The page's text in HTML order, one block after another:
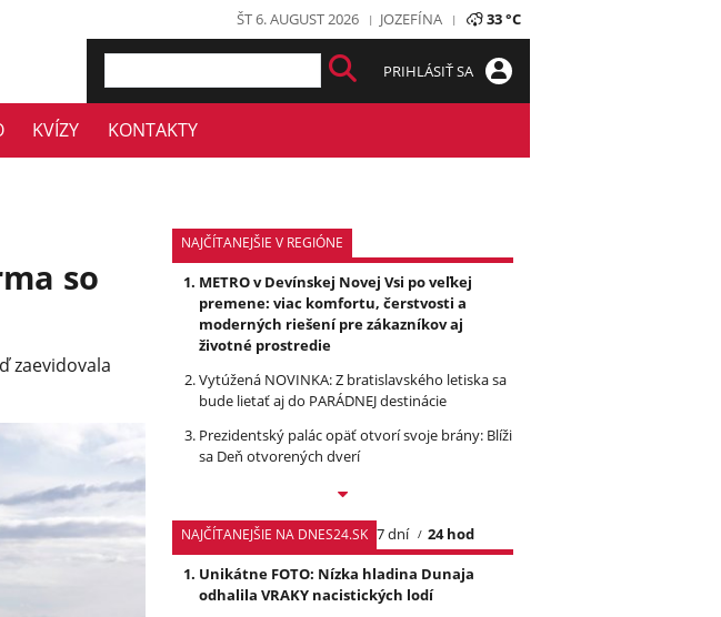
ŠT 6. AUGUST 2026 JOZEFÍNA 33 °C
PRIHLÁSIŤ SA
KVÍZY KONTAKTY
so
zaevidovala
NAJČÍTANEJŠIE V REGIÓNE
METRO v Devínskej Novej Vsi po veľkej
premene: viac komfortu, čerstvosti a
moderných riešení pre zákazníkov aj
životné prostredie
Vytúžená NOVINKA: Z bratislavského letiska sa
bude lietať aj do PARÁDNEJ destinácie
Prezidentský palác opäť otvorí svoje brány: Blíži
sa Deň otvorených dverí
NAJČÍTANEJŠIE NA DNES24.SK 7 dní
24 hod
Unikátne FOTO: Nízka hladina Dunaja
odhalila VRAKY nacistických lodí